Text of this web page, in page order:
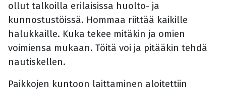
ollut talkoilla erilaisissa huolto- ja
kunnostustöissä. Hommaa riittää kaikille
halukkaille. Kuka tekee mitäkin ja omien
voimiensa mukaan. Töitä voi ja pitääkin tehdä
nautiskellen.
Paikkojen kuntoon laittaminen aloitettiin